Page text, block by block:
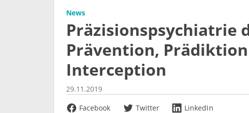
News
Präzisionspsychiatrie
Prävention,
Interception
29.11.2019
Facebook
Twitter LinkedIn